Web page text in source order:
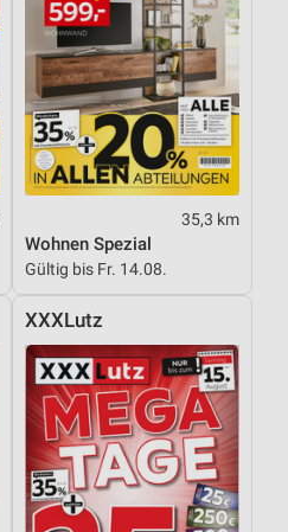
35,3 km
Wohnen Spezial
Gültig bis Fr. 14.08.
XXXLutz